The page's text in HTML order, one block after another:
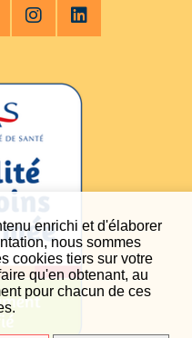
enrichi et d'élaborer
nous sommes
cookies tiers sur votre
qu'en obtenant, au
pour chacun de ces